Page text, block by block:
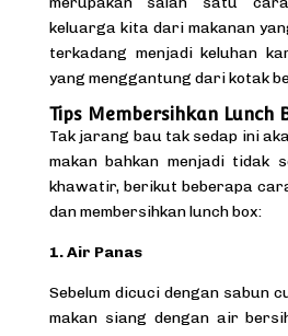
keluarga kita dari makanan
terkadang menjadi keluhan
yang menggantung dari kotak
Tips Membersihkan Lunch
Tak jarang bau tak sedap ini
makan bahkan menjadi tidak
khawatir, berikut beberapa
danmembersihkan lunch box:
1. Air Panas
Sebelum dicuci dengan sabun
makan siang dengan air